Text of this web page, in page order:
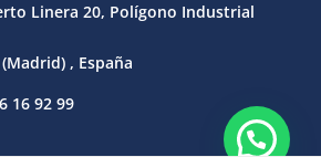
Linera 20, Polígono Industrial
, España
16 92 99